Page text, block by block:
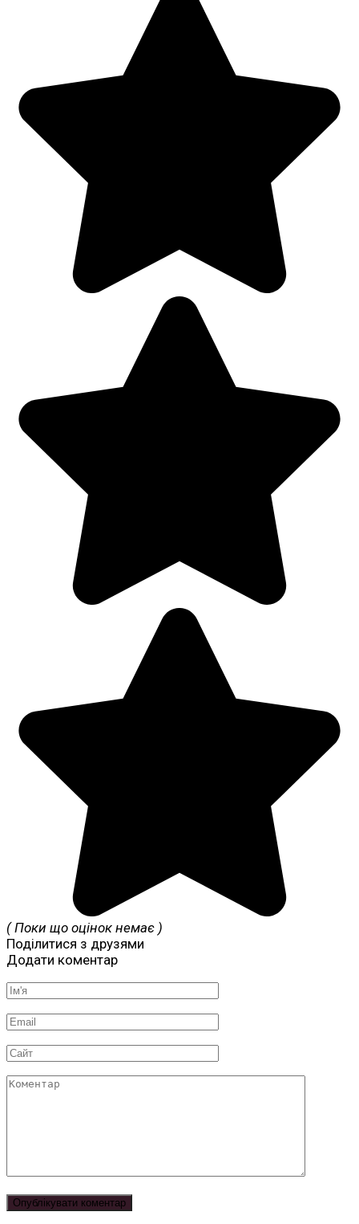
( Поки що оцінок немає )
Поділитися з друзями
Додати коментар
Ім'я
Email
Сайт
Коментар